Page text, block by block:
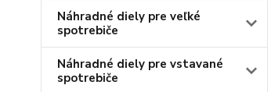
Náhradné diely pre veľké
spotrebiče
Náhradné diely pre vstavané
spotrebiče